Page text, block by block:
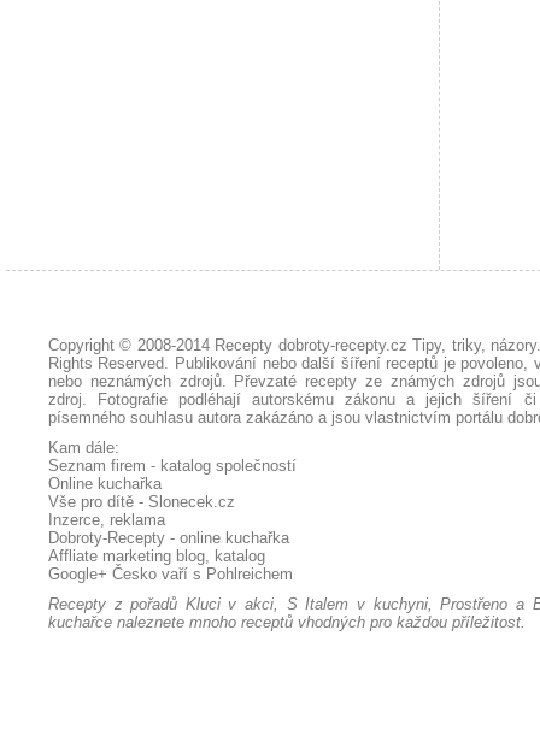
Copyright © 2008-2014 Recepty dobroty-recepty.cz Tipy, triky,
Rights Reserved. Publikování nebo další šíření receptů je povoleno,
nebo neznámých zdrojů. Převzaté recepty ze známých zdrojů
zdroj. Fotografie podléhají autorskému zákonu a jejich šíření
písemného souhlasu autora zakázáno a jsou vlastnictvím portálu
Kam dále:
Seznam firem - katalog společností
Online kuchařka
Vše pro dítě - Slonecek.cz
Inzerce, reklama
Dobroty-Recepty - online kuchařka
Affliate marketing blog, katalog
Google+ Česko vaří s Pohlreichem
Recepty z pořadů Kluci v akci, S Italem v kuchyni, Prostřeno a
kuchařce naleznete mnoho receptů vhodných pro každou příležitost.